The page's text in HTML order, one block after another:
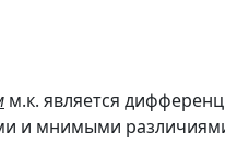
м.к. является
и мнимыми